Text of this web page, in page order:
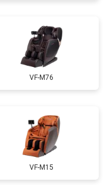
от 4700 ₽ Заказать
от 4500 ₽
VF-M76
VF-M15